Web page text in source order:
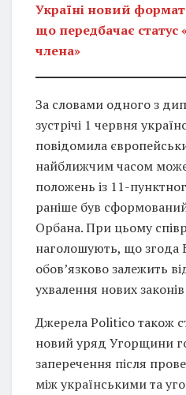
Україні новий формат
що передбачає статус
члена»
За словами одного з
зустрічі 1 червня
повідомила
найближчим часом може
положень із 11-
раніше був
Орбана. При цьому
наголошують, що згода
обов’язково залежить
ухвалення нових
Джерела Politico також
новий уряд Угорщини
заперечення після
між українськими та